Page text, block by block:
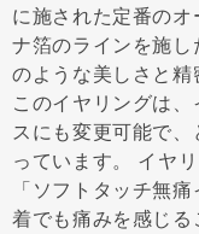
に施された定番の
ナ箔のラインを施
のような美しさと精
このイヤリングは
スにも変更可能で
っています。 イヤ
「ソフトタッチ無
着でも痛みを感じる